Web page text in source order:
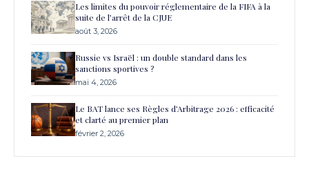
Les limites du pouvoir réglementaire de la FIFA à la
suite de l’arrêt de la CJUE
août 3, 2026
Russie vs Israël : un double standard dans les
sanctions sportives ?
mai 4, 2026
Le BAT lance ses Règles d’Arbitrage 2026 : efficacité
et clarté au premier plan
février 2, 2026